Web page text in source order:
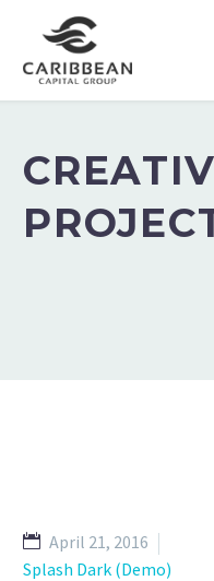
April 21, 2016
Splash Dark (Demo)